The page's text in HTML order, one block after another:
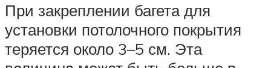
При закреплении багета для
установки потолочного покрытия
теряется около 3–5 см. Эта